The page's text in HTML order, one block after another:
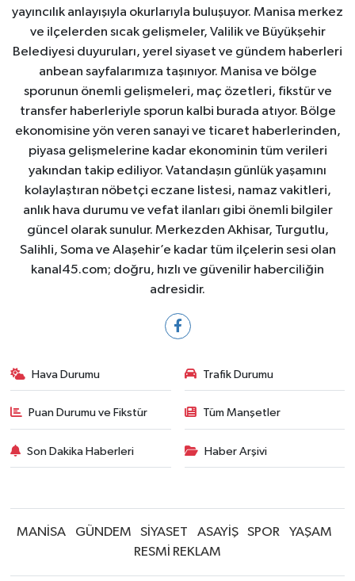
yayıncılık anlayışıyla okurlarıyla buluşuyor. Manisa merkez
ve ilçelerden sıcak gelişmeler, Valilik ve Büyükşehir
Belediyesi duyuruları, yerel siyaset ve gündem haberleri
anbean sayfalarımıza taşınıyor. Manisa ve bölge
sporunun önemli gelişmeleri, maç özetleri, fikstür ve
transfer haberleriyle sporun kalbi burada atıyor. Bölge
ekonomisine yön veren sanayi ve ticaret haberlerinden,
piyasa gelişmelerine kadar ekonominin tüm verileri
yakından takip ediliyor. Vatandaşın günlük yaşamını
kolaylaştıran nöbetçi eczane listesi, namaz vakitleri,
anlık hava durumu ve vefat ilanları gibi önemli bilgiler
güncel olarak sunulur. Merkezden Akhisar, Turgutlu,
Salihli, Soma ve Alaşehir’e kadar tüm ilçelerin sesi olan
kanal45.com; doğru, hızlı ve güvenilir haberciliğin
adresidir.
Hava Durumu Trafik Durumu
Puan Durumu ve Fikstür Tüm Manşetler
Son Dakika Haberleri Haber Arşivi
MANİSA GÜNDEM SİYASET ASAYİŞ SPOR
YAŞAM
RESMİ REKLAM